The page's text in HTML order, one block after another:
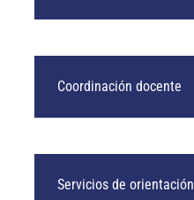
Coordinación docente
Servicios de orientación